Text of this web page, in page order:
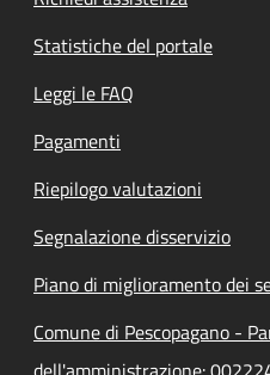
Statistiche del portale
Leggi le FAQ
Pagamenti
Riepilogo valutazioni
Segnalazione disservizio
Piano di miglioramento dei
Comune di Pescopagano -